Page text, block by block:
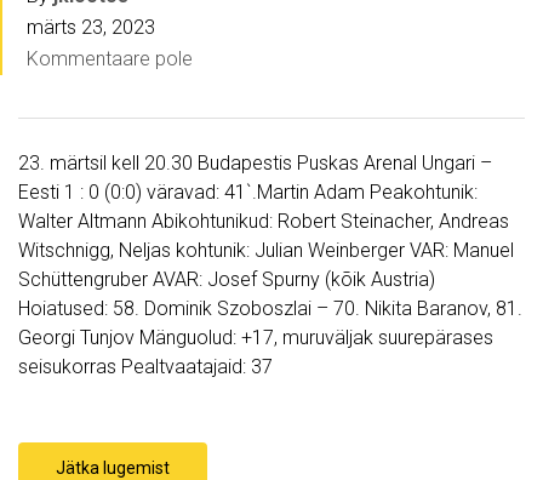
märts 23, 2023
Kommentaare pole
23. märtsil kell 20.30 Budapestis Puskas Arenal Ungari –
Eesti 1 : 0 (0:0) väravad: 41`.Martin Adam Peakohtunik:
Walter Altmann Abikohtunikud: Robert Steinacher, Andreas
Witschnigg, Neljas kohtunik: Julian Weinberger VAR: Manuel
Schüttengruber AVAR: Josef Spurny (kõik Austria)
Hoiatused: 58. Dominik Szoboszlai – 70. Nikita Baranov, 81.
Georgi Tunjov Mänguolud: +17, muruväljak suurepärases
seisukorras Pealtvaatajaid: 37
Jätka lugemist